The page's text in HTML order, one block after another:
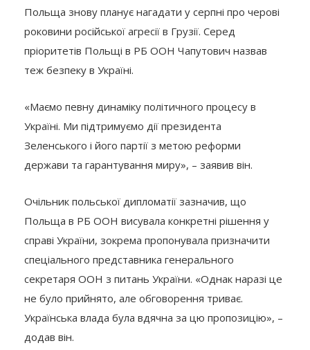
Польща знову планує нагадати у серпні про черові
роковини російської агресії в Грузії. Серед
пріоритетів Польщі в РБ ООН Чапутович назвав
теж безпеку в Україні.
«Маємо певну динаміку політичного процесу в
Україні. Ми підтримуємо дії президента
Зеленського і його партії з метою реформи
держави та гарантування миру», – заявив він.
Очільник польської дипломатії зазначив, що
Польща в РБ ООН висувала конкретні рішення у
справі України, зокрема пропонувала призначити
спеціального представника генерального
секретаря ООН з питань України. «Однак наразі це
не було прийнято, але обговорення триває.
Українська влада була вдячна за цю пропозицію», –
додав він.